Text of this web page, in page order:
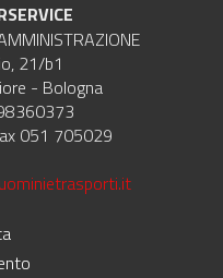
21/b1
- Bologna
051 705029